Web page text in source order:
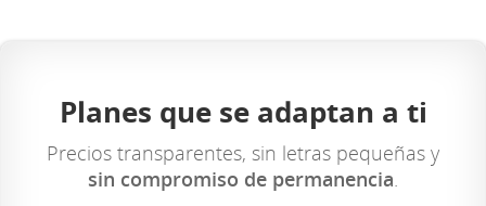
Planes que se adaptan a ti
Precios transparentes, sin letras pequeñas y
sin compromiso de permanencia.